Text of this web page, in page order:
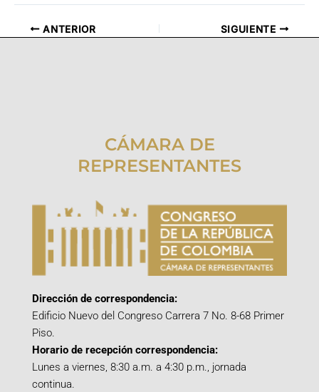
ANTERIOR SIGUIENTE
CÁMARA DE
REPRESENTANTES
Dirección de correspondencia:
Edificio Nuevo del Congreso Carrera 7 No. 8-68 Primer
Piso.
Horario de recepción correspondencia:
Lunes a viernes, 8:30 a.m. a 4:30 p.m., jornada
continua.